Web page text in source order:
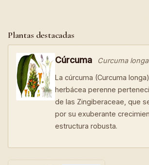
Plantas destacadas
Cúrcuma Curcuma longa
La cúrcuma (Curcuma
herbácea perenne
de las Zingiberaceae, que
por su exuberante
estructura robusta.